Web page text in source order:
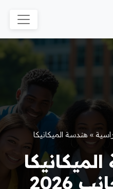
» هندسة الميكانيكا
2026